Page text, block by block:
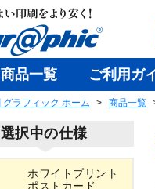
商品一覧 ご利用ガ
グラフィック ホーム 商品一覧
選択中の仕様
ホワイトプリント
ポストカード